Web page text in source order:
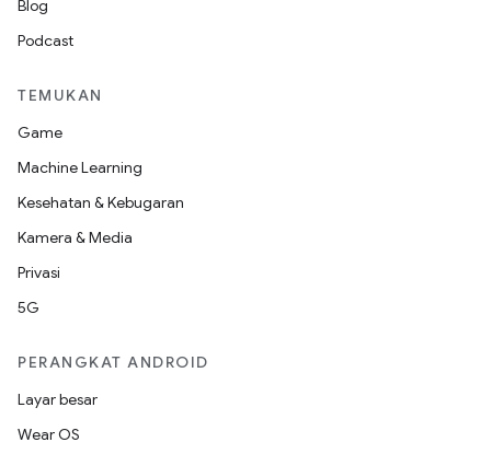
Blog
Podcast
TEMUKAN
Game
Machine Learning
Kesehatan & Kebugaran
Kamera & Media
Privasi
5G
PERANGKAT ANDROID
Layar besar
Wear OS